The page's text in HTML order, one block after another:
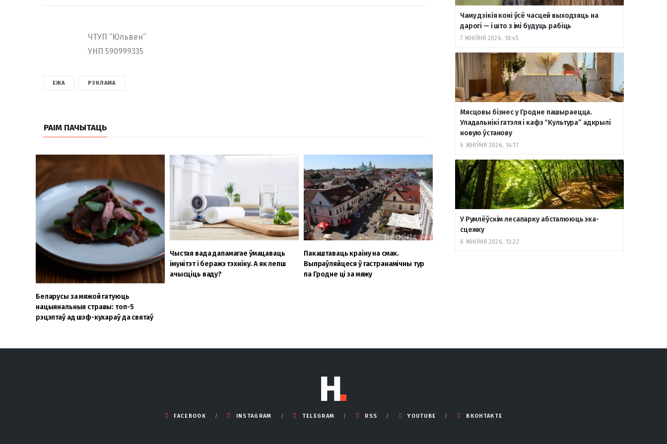
ЧТУП “Юльвен”
УНП 590999335
ЕЖА РЭКЛАМА
РАІМ ПАЧЫТАЦЬ
Беларусы за мяжой гатуюць
нацыянальныя стравы: топ-5
рэцэптаў ад шэф-кухараў да святаў
Чыстая вада дапамагае ўмацаваць
імунітэт і беражэ тэхніку. А як лепш
ачысціць ваду?
Пакаштаваць краіну на смак.
Выпраўляйцеся ў гастранамічны тур
па Гродне ці за мяжу
Чаму дзікія коні ўсё часцей выходзяць на
дарогі — і што з імі будуць рабіць
7 ЖНІЎНЯ 2026, 10:45
Мясцовы бізнес у Гродне пашыраецца.
Уладальнікі гатэля і кафэ “Культура” адкрылі
новую ўстанову
6 ЖНІЎНЯ 2026, 14:17
У Румлёўскім лесапарку абсталююць эка-
сцежку
6 ЖНІЎНЯ 2026, 13:22
FACEBOOK INSTAGRAM TELEGRAM RSS YOUTUBE ВКОНТАКТЕ